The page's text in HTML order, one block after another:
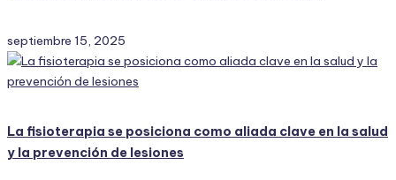
septiembre 15, 2025
La fisioterapia se posiciona como aliada clave en la salud
y la prevención de lesiones